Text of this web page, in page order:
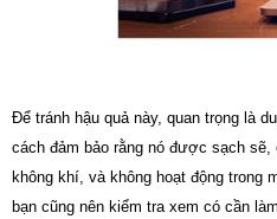
Để tránh hậu quả này, quan trọng là
cách đảm bảo rằng nó được sạch
không khí, và không hoạt động trong
bạn cũng nên kiểm tra xem có cần